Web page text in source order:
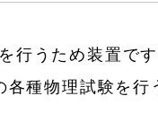
行うため装置です
種物理試験を行